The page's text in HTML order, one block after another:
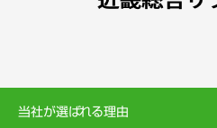
当社が選ばれる理由